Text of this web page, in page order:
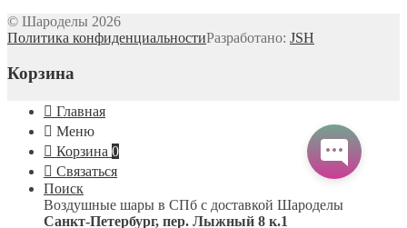
© Шароделы 2026
Политика конфиденциальностиРазработано: JSH
Корзина
Главная
Меню
Корзина 0
Связаться
Поиск
Воздушные шары в СПб с доставкой Шароделы
Санкт-Петербург, пер. Лыжный 8 к.1